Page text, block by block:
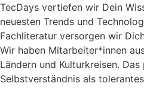
TecDays vertiefen wir Dein
neuesten Trends und
Fachliteratur versorgen wir
Wir haben Mitarbeiter*innen
Ländern und Kulturkreisen.
Selbstverständnis als